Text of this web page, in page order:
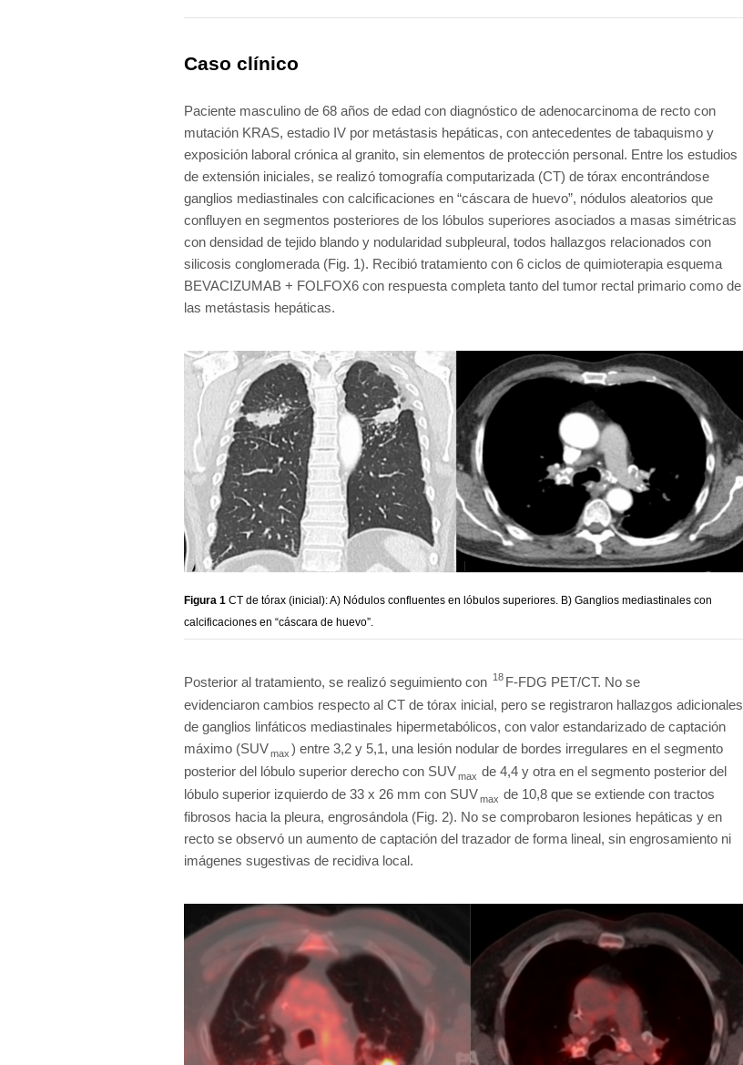
Listado completo
Caso clínico
Paciente masculino de 68 años de edad con diagnóstico de adenocarcinoma de recto con
mutación KRAS, estadio IV por metástasis hepáticas, con antecedentes de tabaquismo y
exposición laboral crónica al granito, sin elementos de protección personal. Entre los estudios
de extensión iniciales, se realizó tomografía computarizada (CT) de tórax encontrándose
ganglios mediastinales con calcificaciones en “cáscara de huevo”, nódulos aleatorios que
confluyen en segmentos posteriores de los lóbulos superiores asociados a masas simétricas
con densidad de tejido blando y nodularidad subpleural, todos hallazgos relacionados con
silicosis conglomerada (Fig. 1). Recibió tratamiento con 6 ciclos de quimioterapia esquema
BEVACIZUMAB + FOLFOX6 con respuesta completa tanto del tumor rectal primario como de
las metástasis hepáticas.
Figura 1 CT de tórax (inicial): A) Nódulos confluentes en lóbulos superiores. B) Ganglios mediastinales con
calcificaciones en “cáscara de huevo”.
Posterior al tratamiento, se realizó seguimiento con 18 F-FDG PET/CT. No se
evidenciaron cambios respecto al CT de tórax inicial, pero se registraron hallazgos adicionales
de ganglios linfáticos mediastinales hipermetabólicos, con valor estandarizado de captación
máximo (SUVmax ) entre 3,2 y 5,1, una lesión nodular de bordes irregulares en el segmento
posterior del lóbulo superior derecho con SUVmax de 4,4 y otra en el segmento posterior del
lóbulo superior izquierdo de 33 x 26 mm con SUVmax de 10,8 que se extiende con tractos
fibrosos hacia la pleura, engrosándola (Fig. 2). No se comprobaron lesiones hepáticas y en
recto se observó un aumento de captación del trazador de forma lineal, sin engrosamiento ni
imágenes sugestivas de recidiva local.